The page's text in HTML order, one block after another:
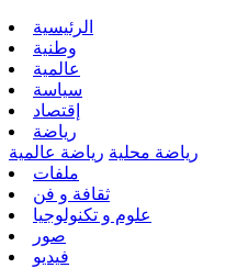
الرئيسية
وطنية
عالمية
سياسة
إقتصاد
رياضة
رياضة محلية رياضة عالمية
ملفات
ثقافة و فن
علوم و تكنولوجيا
صور
فيديو